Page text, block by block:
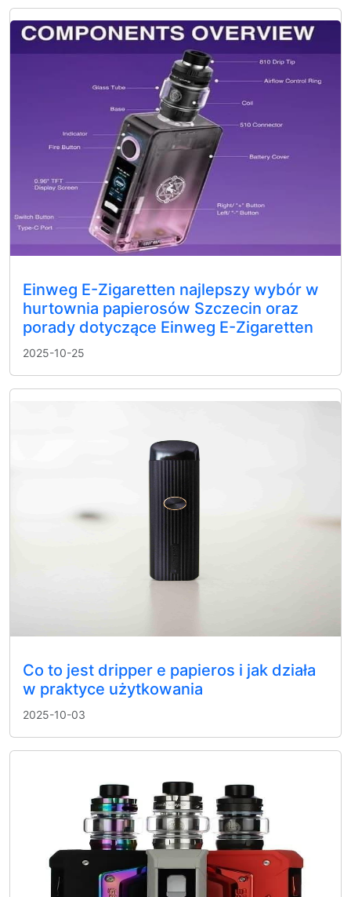
Einweg E-Zigaretten najlepszy wybór w
hurtownia papierosów Szczecin oraz
porady dotyczące Einweg E-Zigaretten
2025-10-25
Co to jest dripper e papieros i jak działa
w praktyce użytkowania
2025-10-03